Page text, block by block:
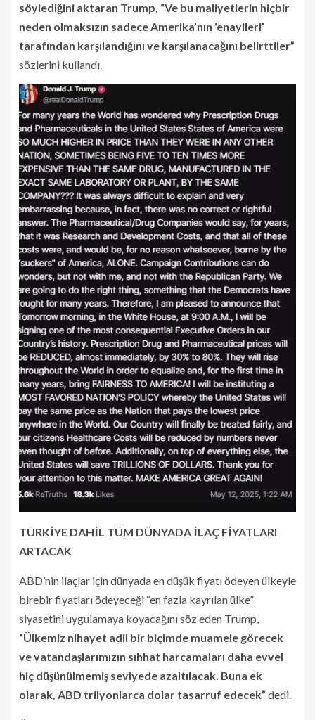
söylediğini aktaran Trump, “Ve bu maliyetlerin hiçbir
neden olmaksızın sadece Amerika’nın ‘enayileri’
tarafından karşılandığını ve karşılanacağını belirttiler”
sözlerini kullandı.
TÜRKİYE DAHİL TÜM DÜNYADA İLAÇ FİYATLARI
ARTACAK
ABD’nin ilaçlar için dünyada en düşük fiyatı ödeyen ülkeyle
birebir fiyatları ödeyeceği “en fazla kayrılan ülke”
siyasetini uygulamaya koyacağını söz eden Trump,
“Ülkemiz nihayet adil bir biçimde muamele görecek
ve vatandaşlarımızın sıhhat harcamaları daha evvel
hiç düşünülmemiş seviyede azaltılacak. Buna ek
olarak, ABD trilyonlarca dolar tasarruf edecek” dedi.